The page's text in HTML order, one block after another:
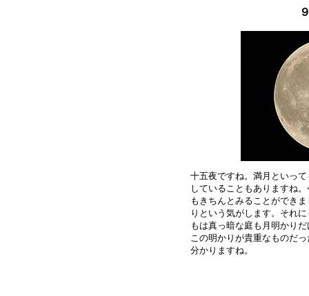
十五夜ですね。満月といっ
していることもありますね
もきちんとみることができ
りという気がします。それ
もは真っ暗な庭も月明かり
この明かりが貴重なものだ